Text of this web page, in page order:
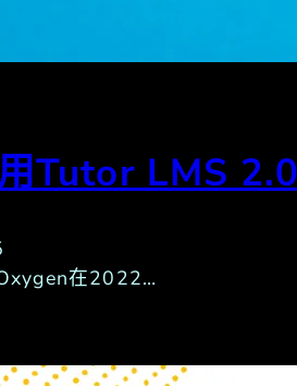
Tutor LMS
在2022…